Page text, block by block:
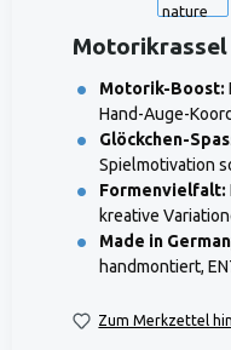
Motorik-Boost:
Hand-Auge-
Glöckchen-
Spielmotivation
Formenvielfalt:
kreative
Made in
handmontiert,
Zum Merkzettel